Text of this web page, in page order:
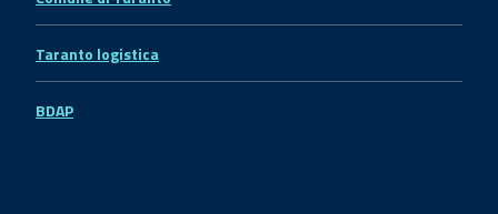
Taranto logistica
BDAP